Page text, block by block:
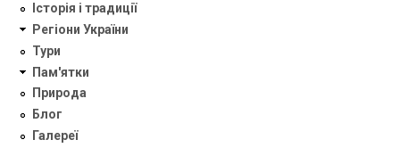
Історія і традиції
Регіони України
Тури
Пам'ятки
Природа
Блог
Галереї